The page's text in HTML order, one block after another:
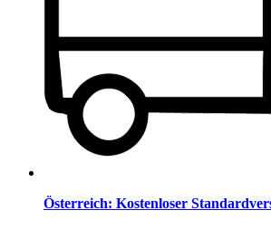
Österreich: Kostenloser